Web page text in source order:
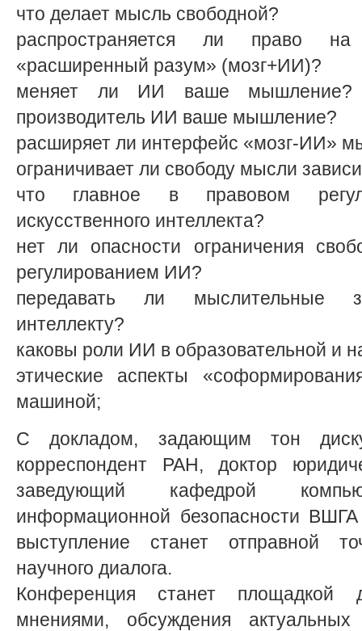
что делает мысль свободной?
распространяется ли право
«расширенный разум» (мозг+ИИ)?
меняет ли ИИ ваше мышление?
производитель ИИ ваше мышление?
расширяет ли интерфейс «мозг-ИИ»
ограничивает ли свободу мысли
что главное в правовом
искусственного интеллекта?
нет ли опасности ограничения
регулированием ИИ?
передавать ли мыслительные
интеллекту?
каковы роли ИИ в образовательной и
этические аспекты
машиной;
С докладом, задающим тон
корреспондент РАН, доктор
заведующий кафедрой
информационной безопасности
выступление станет отправной
научного диалога.
Конференция станет площадкой
мнениями, обсуждения